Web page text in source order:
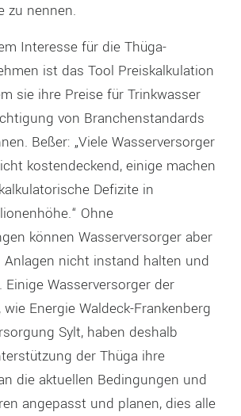
zu nennen.
Interesse für die Thüga-
ist das Tool Preiskalkulation
sie ihre Preise für Trinkwasser
von Branchenstandards
Beßer: „Viele Wasserversorger
kostendeckend, einige machen
Defizite in
Ohne
können Wasserversorger aber
Anlagen nicht instand halten und
Einige Wasserversorger der
Energie Waldeck-Frankenberg
Sylt, haben deshalb
der Thüga ihre
die aktuellen Bedingungen und
angepasst und planen, dies alle